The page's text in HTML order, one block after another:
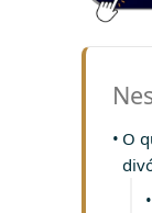
O